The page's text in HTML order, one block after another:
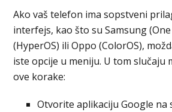
Ako vaš telefon ima sopstveni
interfejs, kao što su Samsung
(HyperOS) ili Oppo (ColorOS),
iste opcije u meniju. U tom slučaju
ove korake:
Otvorite aplikaciju Google na